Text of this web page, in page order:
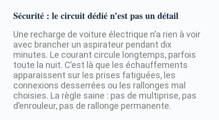
Sécurité : le circuit dédié n’est pas un détail
Une recharge de voiture électrique n’a rien à voir
avec brancher un aspirateur pendant dix
minutes. Le courant circule longtemps, parfois
toute la nuit. C’est là que les échauffements
apparaissent sur les prises fatiguées, les
connexions desserrées ou les rallonges mal
choisies. La règle saine : pas de multiprise, pas
d’enrouleur, pas de rallonge permanente.